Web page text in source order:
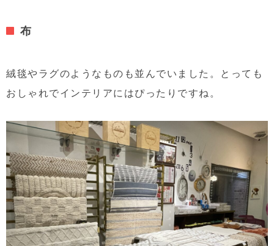
布
絨毯やラグのようなものも並んでいました。とっても
おしゃれでインテリアにはぴったりですね。